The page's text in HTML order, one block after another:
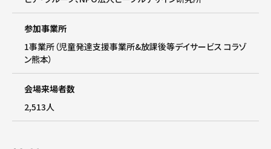
参加事業所
1事業所（児童発達支援事業所&放課後等デイサービス コラゾ
ン熊本）
会場来場者数
2,513人